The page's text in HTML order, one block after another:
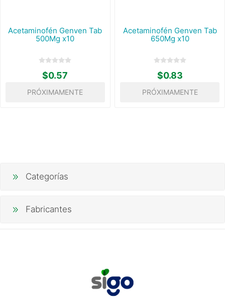
Acetaminofén Genven Tab
500Mg x10
$0.57
PRÓXIMAMENTE
Acetaminofén Genven Tab
650Mg x10
$0.83
PRÓXIMAMENTE
Categorías
Fabricantes